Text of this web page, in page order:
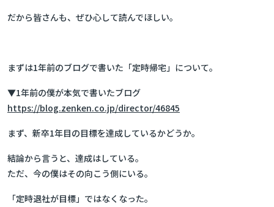
だから皆さんも、ぜひ心して読んでほしい。
まずは1年前のブログで書いた「定時帰宅」について。
▼1年前の僕が本気で書いたブログ
https://blog.zenken.co.jp/director/46845
まず、新卒1年目の目標を達成しているかどうか。
結論から言うと、達成はしている。
ただ、今の僕はその向こう側にいる。
「定時退社が目標」ではなくなった。